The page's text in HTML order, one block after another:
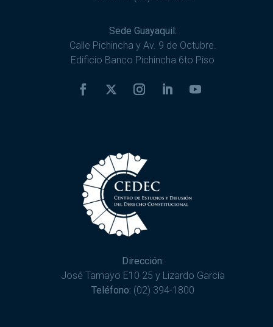
Sede Guayaquil:
Calle Pichincha y Av. 9 de Octubre.
Edificio Banco Pichincha 6to Piso
Dirección:
José Tamayo E10 25 y Lizardo García
Teléfono: (02) 394-1800